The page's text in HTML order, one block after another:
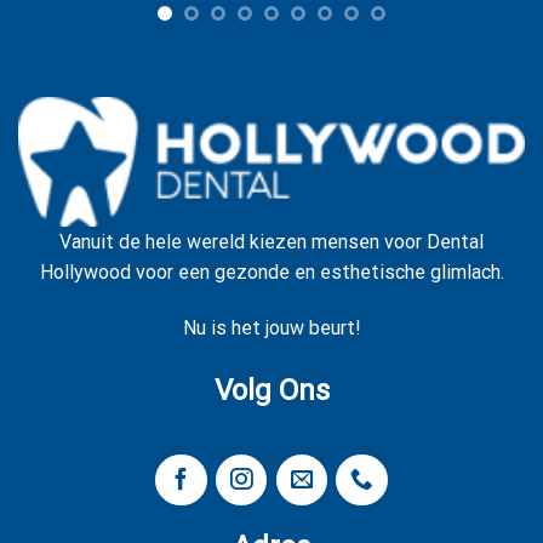
Vanuit de hele wereld kiezen mensen voor Dental
Hollywood voor een gezonde en esthetische glimlach.
Nu is het jouw beurt!
Volg Ons